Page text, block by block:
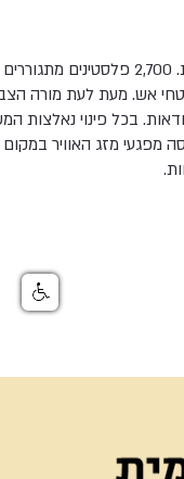
בקעת הירדן, שנכבשה בשנת 1967 , היא חבל ארץ רחב
אש. מעת לעת מורה
בכל פינוי נאלצות
מפגעי מזג האוויר